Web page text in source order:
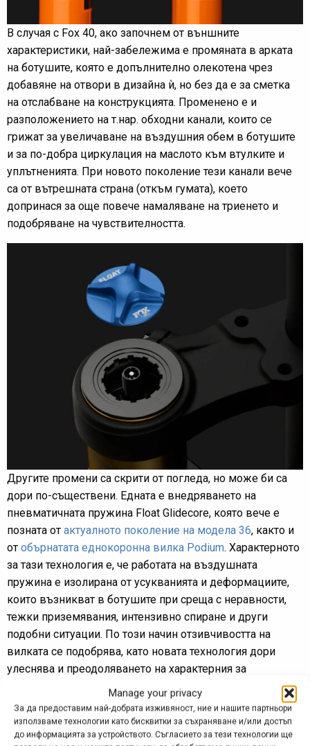
Manage your privacy
За да предоставим най-добрата изживяност, ние и нашите партньори
използваме технологии като бисквитки за съхраняване и/или достъп
до информацията за устройството. Съгласието за тези технологии ще
В случая с Fox 40, ако започнем от външните
характеристики, най-забележима е промяната в арката
на ботушите, която е допълнително олекотена чрез
добавяне на отвори в дизайна ѝ, но без да е за сметка
на отслабване на конструкцията. Променено е и
разположението на т.нар. обходни канали, които се
грижат за увеличаване на въздушния обем в ботушите
и за по-добра циркулация на маслото към втулките и
уплътненията. При новото поколение тези канали вече
са от вътрешната страна (откъм гумата), което
допринася за още повече намаляване на триенето и
подобряване на чувствителността.
Другите промени са скрити от погледа, но може би са
дори по-съществени. Едната е внедряването на
пневматичната пружина Float Glidecore, която вече е
позната от актуалното поколение на модела 36, както и
от обърнатата еднокоронна вилка Podium. Характерното
за тази технология е, че работата на въздушната
пружина е изолирана от усукванията и деформациите,
които възникват в ботушите при среща с неравности,
тежки приземявания, интензивно спиране и други
подобни ситуации. По този начин отзивчивостта на
вилката се подобрява, като новата технология дори
улеснява и преодоляването на характерния за
въздушните пружини начален праг на съпротивление,
включително чрез по-голям обем на негативната
камера.